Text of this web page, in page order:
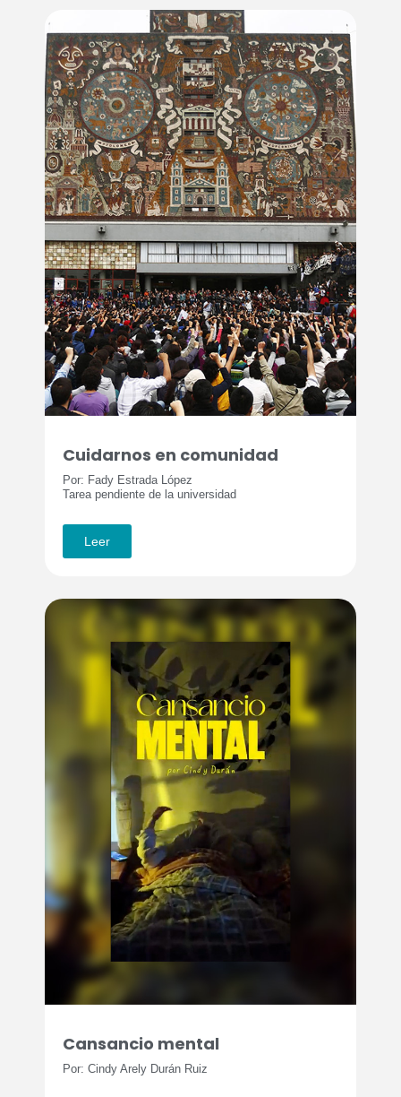
Cuidarnos en comunidad
Por: Fady Estrada López
Tarea pendiente de la universidad
Leer
Cansancio mental
Por: Cindy Arely Durán Ruiz